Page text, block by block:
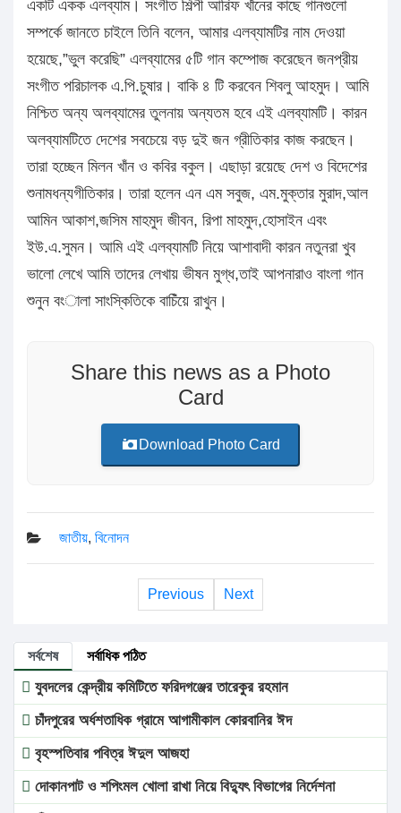
একটি একক এলব্যাম। সংগীত শিল্পী আরিফ খাঁনের কাছে গানগুলো
সম্পর্কে জানতে চাইলে তিনি বলেন, আমার এলব্যামটির নাম দেওয়া
হয়েছে,”ভুল করেছি” এলব্যামের ৫টি গান কম্পোজ করেছেন জনপ্রীয়
সংগীত পরিচালক এ.পি.চুষার। বাকি ৪ টি করবেন শিবলু আহমুদ। আমি
নিশ্চিত অন্য অলব্যামের তুলনায় অন্যতম হবে এই এলব্যামটি। কারন
অলব্যামটিতে দেশের সবচেয়ে বড় দুই জন গ্রীতিকার কাজ করছেন।
তারা হচ্ছেন মিলন খাঁন ও কবির বকুল। এছাড়া রয়েছে দেশ ও বিদেশের
শুনামধন্যগীতিকার। তারা হলেন এন এম সবুজ, এম.মুক্তার মুরাদ,আল
আমিন আকাশ,জসিম মাহমুদ জীবন, রিপা মাহমুদ,হোসাইন এবং
ইউ.এ.সুমন। আমি এই এলব্যামটি নিয়ে আশাবাদী কারন নতুনরা খুব
ভালো লেখে আমি তাদের লেখায় ভীষন মুগ্ধ,তাই আপনারাও বাংলা গান
শুনুন বংালা সাংস্কিতিকে বাচিঁয়ে রাখুন।
Share this news as a Photo
Card
Download Photo Card
জাতীয়, বিনোদন
Previous Next
সর্বশেষ সর্বাধিক পঠিত
যুবদলের কেন্দ্রীয় কমিটিতে ফরিদগঞ্জের তারেকুর রহমান
চাঁদপুরের অর্ধশতাধিক গ্রামে আগামীকাল কোরবানির ঈদ
বৃহস্পতিবার পবিত্র ঈদুল আজহা
দোকানপাট ও শপিংমল খোলা রাখা নিয়ে বিদ্যুৎ বিভাগের নির্দেশনা